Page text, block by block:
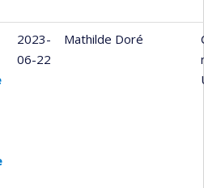
2023-
06-22
Mathilde Doré